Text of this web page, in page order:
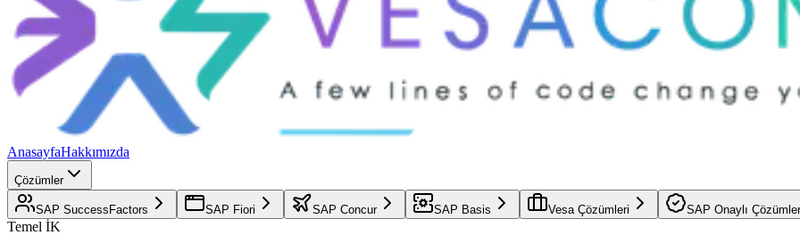
AnasayfaHakkımızda
Çözümler
SAP SuccessFactors SAP Fiori SAP Concur SAP Basis Vesa Çözümleri SAP Onaylı Çözümler
Temel İK